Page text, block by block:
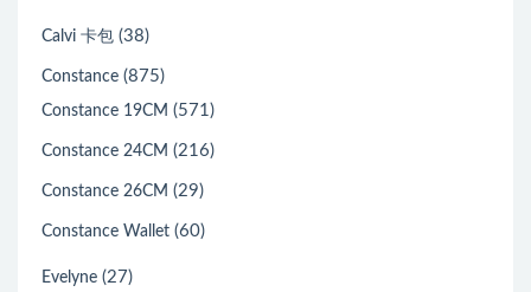
Calvi 卡包 (38)
Constance (875)
Constance 19CM (571)
Constance 24CM (216)
Constance 26CM (29)
Constance Wallet (60)
Evelyne (27)